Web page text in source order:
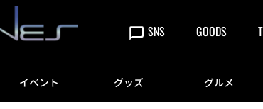
SNS GOODS
イベント グッズ グルメ